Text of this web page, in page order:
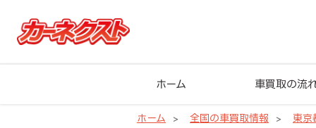
ホーム 車買取の流
ホーム 全国の車買取情報 東京